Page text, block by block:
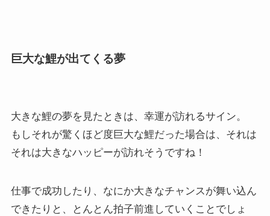
巨大な鯉が出てくる夢
大きな鯉の夢を見たときは、幸運が訪れるサイン。
もしそれが驚くほど度巨大な鯉だった場合は、それは
それは大きなハッピーが訪れそうですね！
仕事で成功したり、なにか大きなチャンスが舞い込ん
できたりと、とんとん拍子前進していくことでしょ